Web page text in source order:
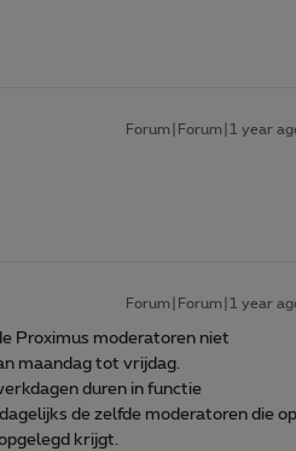
Forum|Forum|1 year
Forum|Forum|1 year
Proximus moderatoren niet
maandag tot vrijdag.
duren in functie
de zelfde moderatoren die op
krijgt.